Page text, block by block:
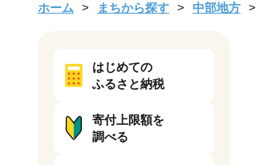
ホーム まちから探す 中部地方
はじめての
ふるさと納税
寄付上限額を
調べる